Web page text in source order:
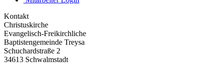
Kontakt
Christuskirche
Evangelisch-Freikirchliche
Baptistengemeinde Treysa
Schuchardstraße 2
34613 Schwalmstadt